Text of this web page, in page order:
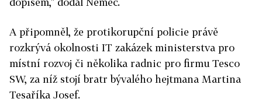
A připomněl, že protikorupční policie právě
rozkrývá okolnosti IT zakázek ministerstva pro
místní rozvoj či několika radnic pro firmu Tesco
SW, za níž stojí bratr bývalého hejtmana Martina
Tesaříka Josef.